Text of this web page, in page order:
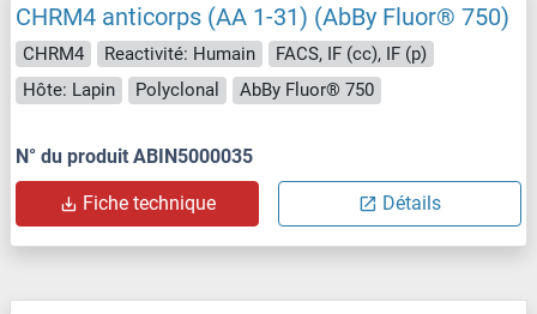
CHRM4 anticorps (AA 1-31) (AbBy Fluor® 750)
CHRM4 Reactivité: Humain
FACS, IF (cc), IF (p)
Hôte: Lapin
Polyclonal AbBy Fluor® 750
N° du produit ABIN5000035
Fiche technique Détails